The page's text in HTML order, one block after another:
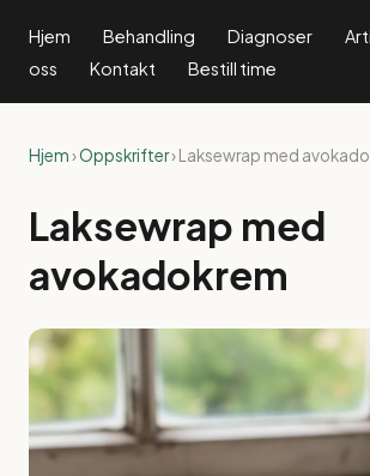
Hjem Behandling Diagnoser
oss
Kontakt Bestill time
Hjem›Oppskrifter› Laksewrap med
Laksewrap med
avokadokrem